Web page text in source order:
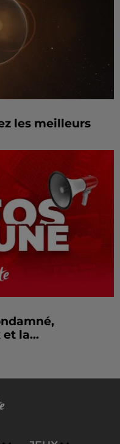
les meilleurs
la...